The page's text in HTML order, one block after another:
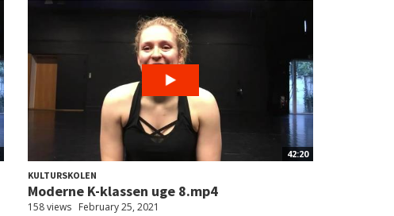
42:20
KULTURSKOLEN
Moderne K-klassen uge 8.mp4
158 views February 25, 2021